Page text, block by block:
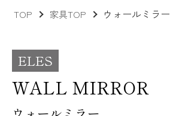
TOP 家具TOP ウォールミラー
ELES
WALL MIRROR